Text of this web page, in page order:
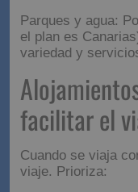
Más
actividades
el plan es
variedad y servicios.
para